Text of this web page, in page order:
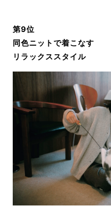
第9位
同色ニットで着こなす
リラックススタイル